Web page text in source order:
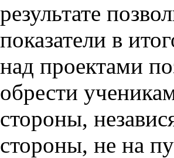
результате
показатели в
над проектами
обрести
стороны,
стороны, не на